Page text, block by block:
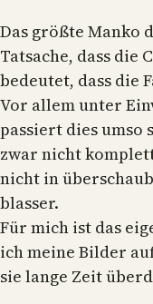
Das größte Manko
Tatsache, dass die
bedeutet, dass die
Vor allem unter
passiert dies umso
zwar nicht
nicht in
blasser.
Für mich ist das
ich meine Bilder
sie lange Zeit